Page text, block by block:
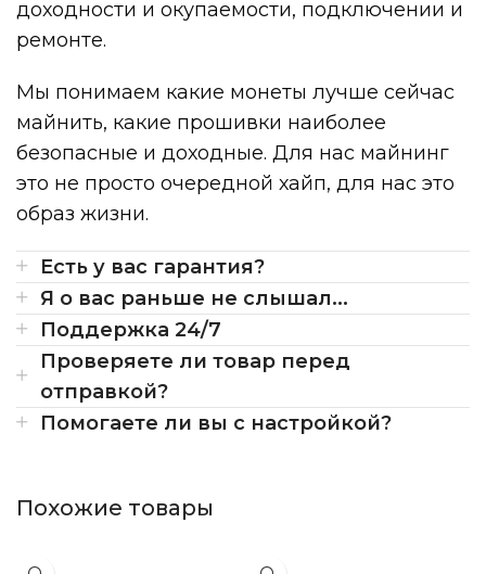
доходности и окупаемости, подключении и
ремонте.
Мы понимаем какие монеты лучше сейчас
майнить, какие прошивки наиболее
безопасные и доходные. Для нас майнинг
это не просто очередной хайп, для нас это
образ жизни.
Есть у вас гарантия?
Я о вас раньше не слышал...
Поддержка 24/7
Проверяете ли товар перед
отправкой?
Помогаете ли вы с настройкой?
Похожие товары